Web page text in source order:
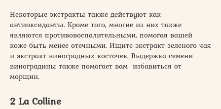
Некоторые экстракты также действуют как
антиоксиданты. Кроме того, многие из них также
являются противовоспалительными, помогая вашей
коже быть менее отечными. Ищите экстракт зеленого чая
и экстракт виноградных косточек. Выдержка семени
виноградины также помогает вам избавиться от
морщин.
2 La Colline